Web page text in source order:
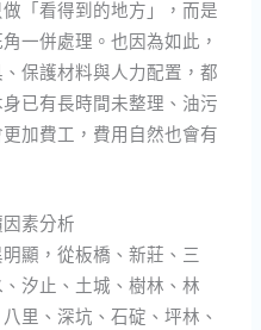
「看得到的地方」，而是
一併處理。也因為如此，
保護材料與人力配置，都
已有長時間未整理、油污
加費工，費用自然也會有
素分析
顯，從板橋、新莊、三
汐止、土城、樹林、林
里、深坑、石碇、坪林、